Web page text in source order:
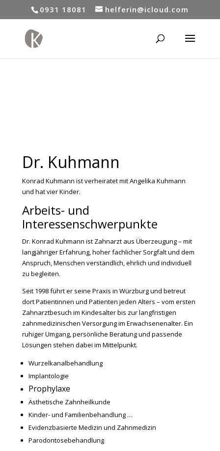
0931 18081 helferin@icloud.com
Dr. Kuhmann
Konrad Kuhmann ist verheiratet mit Angelika Kuhmann
und hat vier Kinder.
Arbeits- und
Interessenschwerpunkte
Dr. Konrad Kuhmann ist Zahnarzt aus Überzeugung – mit
langjähriger Erfahrung, hoher fachlicher Sorgfalt und dem
Anspruch, Menschen verständlich, ehrlich und individuell
zu begleiten.
Seit 1998 führt er seine Praxis in Würzburg und betreut
dort Patientinnen und Patienten jeden Alters – vom ersten
Zahnarztbesuch im Kindesalter bis zur langfristigen
zahnmedizinischen Versorgung im Erwachsenenalter. Ein
ruhiger Umgang, persönliche Beratung und passende
Lösungen stehen dabei im Mittelpunkt.
Wurzelkanalbehandlung
Implantologie
Prophylaxe
Ästhetische Zahnheilkunde
Kinder- und Familienbehandlung …
Evidenzbasierte Medizin und Zahnmedizin
Parodontosebehandlung